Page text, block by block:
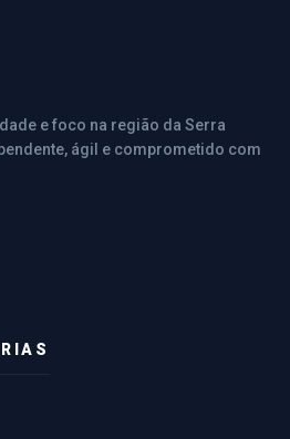
e foco na região da Serra
ágil e comprometido com